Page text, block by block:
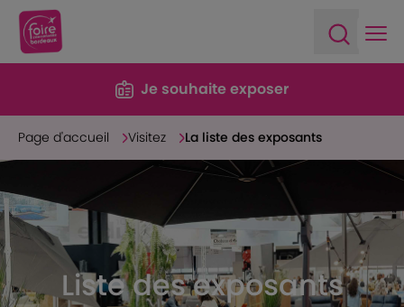
Je souhaite exposer
Page d'accueil Visitez La liste des exposants
Liste des exposants